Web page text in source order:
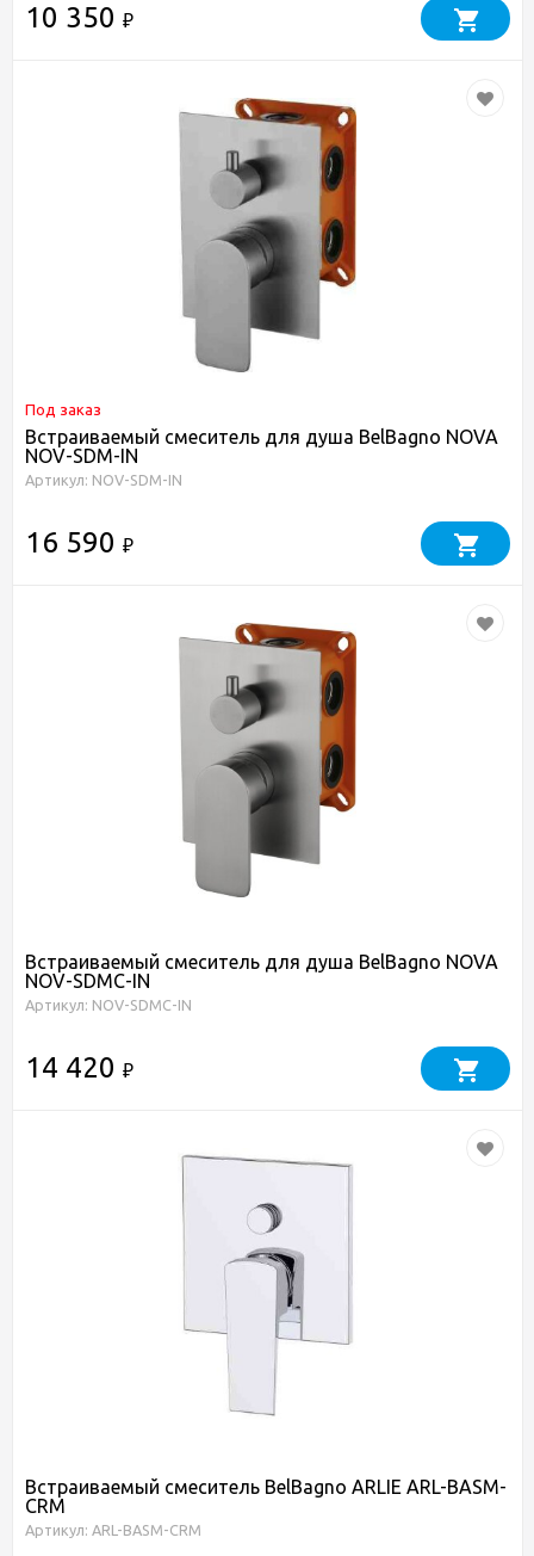
10 350 ₽
Под заказ
Встраиваемый смеситель для душа BelBagno NOVA
NOV-SDM-IN
Артикул: NOV-SDM-IN
16 590 ₽
Встраиваемый смеситель для душа BelBagno NOVA
NOV-SDMC-IN
Артикул: NOV-SDMC-IN
14 420 ₽
Встраиваемый смеситель BelBagno ARLIE ARL-BASM-
CRM
Артикул: ARL-BASM-CRM